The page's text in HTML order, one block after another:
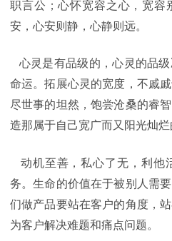
职言公；心怀宽容之心，宽容
安，心安则静，心静则远。
心灵是有品级的，心灵的品
命运。拓展心灵的宽度，不戚
尽世事的坦然，饱尝沧桑的睿
造那属于自己宽广而又阳光灿烂
动机至善，私心了无，利他
务。生命的价值在于被别人需
们做产品要站在客户的角度，
为客户解决难题和痛点问题。